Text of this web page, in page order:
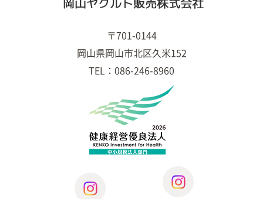
〒701-0144
岡山県岡山市北区久米152
TEL：086-246-8960